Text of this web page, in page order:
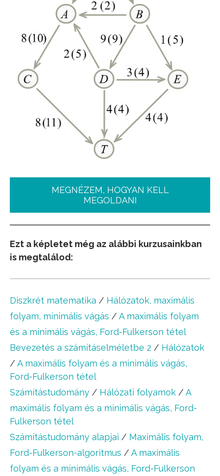
MEGNÉZEM, HOGYAN KELL
MEGOLDANI
Ezt a képletet még az alábbi kurzusainkban
is megtalálod:
Diszkrét matematika / Hálózatok, maximális
folyam, minimális vágás / A maximális folyam
és a minimális vágás, Ford-Fulkerson tétel
Bevezetés a számításelméletbe 2 / Hálózatok
/ A maximális folyam és a minimális vágás,
Ford-Fulkerson tétel
Számítástudomány / Hálózati folyamok / A
maximális folyam és a minimális vágás, Ford-
Fulkerson tétel
Számítástudomány alapjai / Maximális folyam,
Ford-Fulkerson-algoritmus / A maximális
folyam és a minimális vágás, Ford-Fulkerson